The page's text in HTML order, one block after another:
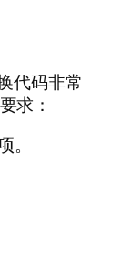
代码非常
求：
。